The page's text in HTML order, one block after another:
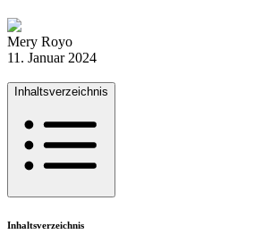
Mery Royo
11. Januar 2024
Inhaltsverzeichnis
Inhaltsverzeichnis